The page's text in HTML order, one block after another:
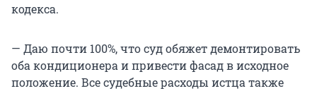
кодекса.
— Даю почти 100%, что суд обяжет демонтировать
оба кондиционера и привести фасад в исходное
положение. Все судебные расходы истца также